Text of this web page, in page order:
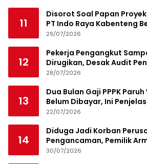
11
Disorot Soal Papan
PT Indo Raya Kabenteng
29/07/2026
12
Pekerja Pengangkut
Dirugikan, Desak Audit
Pekanbaru
28/07/2026
13
Dua Bulan Gaji PPPK
Belum Dibayar, Ini
22/07/2026
14
Diduga Jadi Korban
Pengancaman, Pemilik
Siapkan Laporan Polisi
30/07/2026